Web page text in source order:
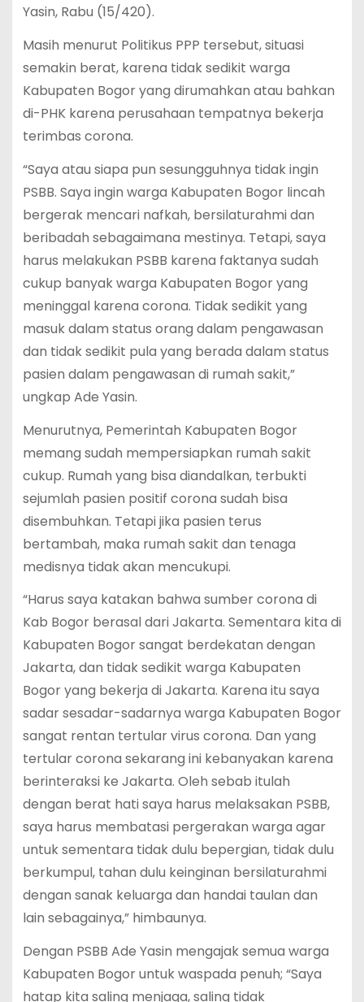
Yasin, Rabu (15/420).
Masih menurut Politikus PPP tersebut, situasi
semakin berat, karena tidak sedikit warga
Kabupaten Bogor yang dirumahkan atau bahkan
di-PHK karena perusahaan tempatnya bekerja
terimbas corona.
“Saya atau siapa pun sesungguhnya tidak ingin
PSBB. Saya ingin warga Kabupaten Bogor lincah
bergerak mencari nafkah, bersilaturahmi dan
beribadah sebagaimana mestinya. Tetapi, saya
harus melakukan PSBB karena faktanya sudah
cukup banyak warga Kabupaten Bogor yang
meninggal karena corona. Tidak sedikit yang
masuk dalam status orang dalam pengawasan
dan tidak sedikit pula yang berada dalam status
pasien dalam pengawasan di rumah sakit,”
ungkap Ade Yasin.
Menurutnya, Pemerintah Kabupaten Bogor
memang sudah mempersiapkan rumah sakit
cukup. Rumah yang bisa diandalkan, terbukti
sejumlah pasien positif corona sudah bisa
disembuhkan. Tetapi jika pasien terus
bertambah, maka rumah sakit dan tenaga
medisnya tidak akan mencukupi.
“Harus saya katakan bahwa sumber corona di
Kab Bogor berasal dari Jakarta. Sementara kita di
Kabupaten Bogor sangat berdekatan dengan
Jakarta, dan tidak sedikit warga Kabupaten
Bogor yang bekerja di Jakarta. Karena itu saya
sadar sesadar-sadarnya warga Kabupaten Bogor
sangat rentan tertular virus corona. Dan yang
tertular corona sekarang ini kebanyakan karena
berinteraksi ke Jakarta. Oleh sebab itulah
dengan berat hati saya harus melaksakan PSBB,
saya harus membatasi pergerakan warga agar
untuk sementara tidak dulu bepergian, tidak dulu
berkumpul, tahan dulu keinginan bersilaturahmi
dengan sanak keluarga dan handai taulan dan
lain sebagainya,” himbaunya.
Dengan PSBB Ade Yasin mengajak semua warga
Kabupaten Bogor untuk waspada penuh; “Saya
hatap kita saling menjaga, saling tidak